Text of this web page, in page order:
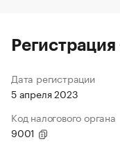
Дата регистрации
5 апреля 2023
Код налогового органа
9001